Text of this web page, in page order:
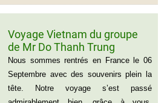
Voyage Vietnam du groupe
de Mr Do Thanh Trung
Nous sommes rentrés en France le 06
Septembre avec des souvenirs plein la
tête. Notre voyage s’est passé